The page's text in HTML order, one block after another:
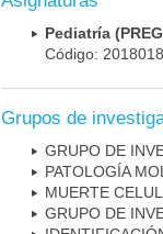
Pediatría
Código:
Grupos de
GRUPO DE
PATOLOGÍA
MUERTE
GRUPO DE